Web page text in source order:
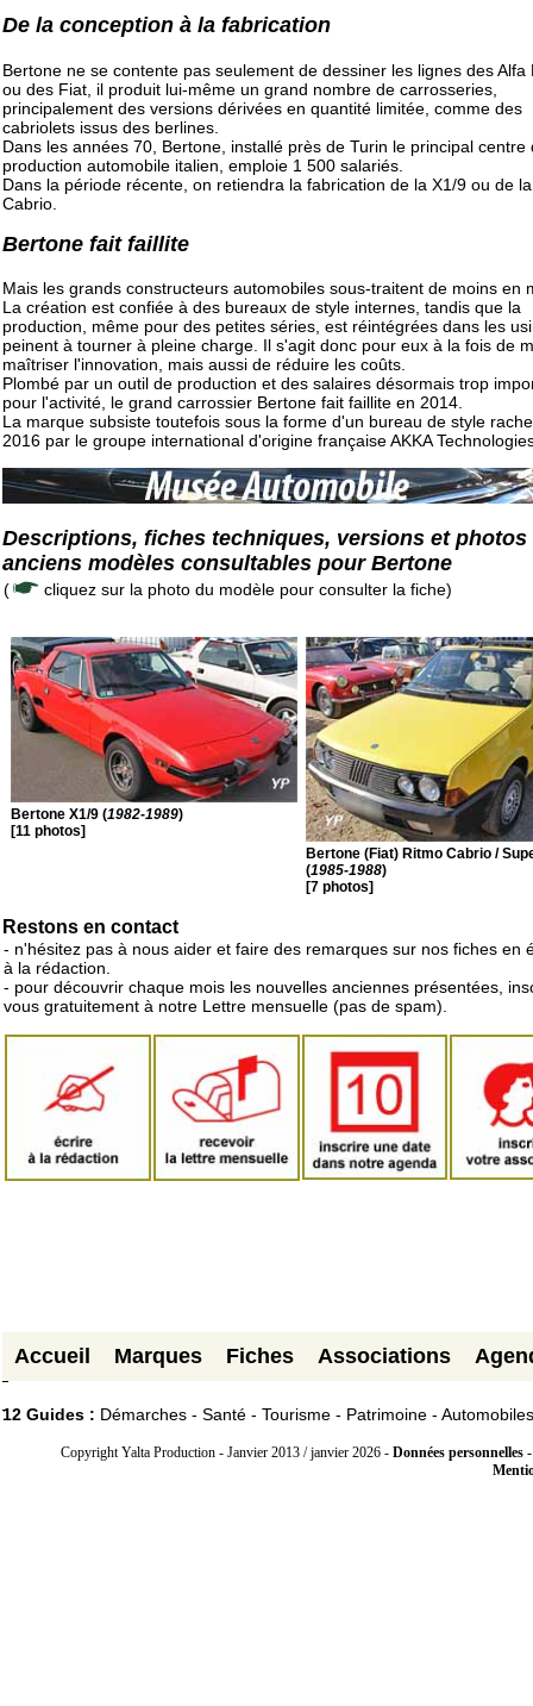
De la conception à la fabrication
Bertone ne se contente pas seulement de dessiner les lignes des Alfa
ou des Fiat, il produit lui-même un grand nombre de carrosseries,
principalement des versions dérivées en quantité limitée, comme des
cabriolets issus des berlines.
Dans les années 70, Bertone, installé près de Turin le principal centre
production automobile italien, emploie 1 500 salariés.
Dans la période récente, on retiendra la fabrication de la X1/9 ou de
Cabrio.
Bertone fait faillite
Mais les grands constructeurs automobiles sous-traitent de moins en
La création est confiée à des bureaux de style internes, tandis que la
production, même pour des petites séries, est réintégrées dans les
peinent à tourner à pleine charge. Il s'agit donc pour eux à la fois de
maîtriser l'innovation, mais aussi de réduire les coûts.
Plombé par un outil de production et des salaires désormais trop
pour l'activité, le grand carrossier Bertone fait faillite en 2014.
La marque subsiste toutefois sous la forme d'un bureau de style
2016 par le groupe international d'origine française AKKA
Descriptions, fiches techniques, versions et photos
anciens modèles consultables pour Bertone
( cliquez sur la photo du modèle pour consulter la fiche)
Bertone X1/9 (1982-1989)
[11 photos]
Bertone (Fiat) Ritmo Cabrio /
(1985-1988)
[7 photos]
Restons en contact
- n'hésitez pas à nous aider et faire des remarques sur nos fiches en
à la rédaction.
- pour découvrir chaque mois les nouvelles anciennes présentées,
vous gratuitement à notre Lettre mensuelle (pas de spam).
Accueil Marques Fiches Associations
12 Guides : Démarches - Santé - Tourisme - Patrimoine - Automobiles
Copyright Yalta Production - Janvier 2013 / janvier 2026 - Données personnelles